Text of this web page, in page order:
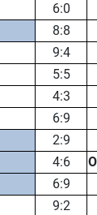
6:0
8:8
9:4
5:5
4:3
6:9
2:9
4:6
6:9
9:2